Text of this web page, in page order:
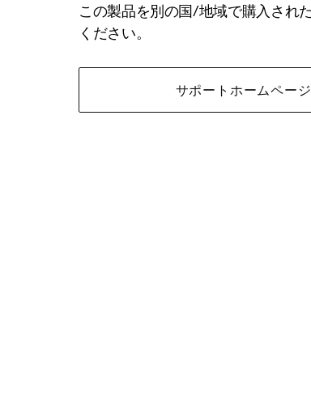
この製品を別の国/地域で購入され
ください。
サポートホームペー